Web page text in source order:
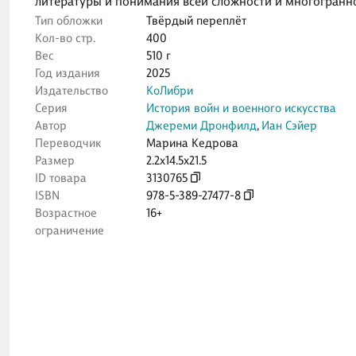
Тип обложки
Твёрдый переплёт
Кол-во стр.
400
Вес
510 г
Год издания
2025
Издательство
КоЛибри
Серия
История войн и военного искусства
Автор
Джереми Дронфилд, Иан Сэйер
Переводчик
Марина Кедрова
Размер
2.2x14.5x21.5
ID товара
3130765
ISBN
978-5-389-27477-8
Возрастное
ограничение
16+